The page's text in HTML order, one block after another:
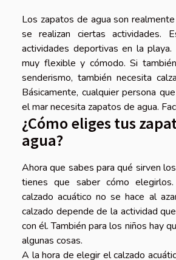
Los zapatos de agua son
se realizan ciertas actividades.
actividades deportivas en la
muy flexible y cómodo. Si
senderismo, también necesita
Básicamente, cualquier persona
el mar necesita zapatos de agua.
¿Cómo eliges tus
agua?
Ahora que sabes para qué sirven
tienes que saber cómo
calzado acuático no se hace al
calzado depende de la actividad
con él. También para los niños hay
algunas cosas.
A la hora de elegir el calzado